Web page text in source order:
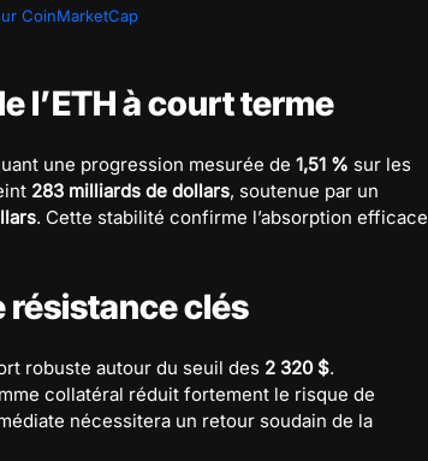
CoinMarketCap
l’ETH à court terme
une progression mesurée de 1,51 % sur les
283 milliards de dollars, soutenue par un
. Cette stabilité confirme l’absorption efficace
résistance clés
robuste autour du seuil des 2 320 $.
collatéral réduit fortement le risque de
nécessitera un retour soudain de la